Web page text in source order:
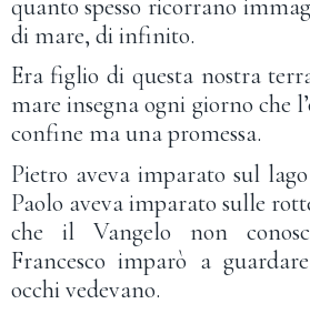
quanto spesso ricorrano
di mare, di infinito.
Era figlio di questa nostra
mare insegna ogni giorno che
confine ma una promessa.
Pietro aveva imparato sul
Paolo aveva imparato sulle
che il Vangelo non
Francesco imparò a
occhi vedevano.